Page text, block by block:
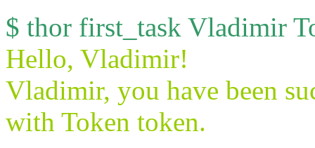
$ thor first_task Vladimir
Hello, Vladimir!
Vladimir, you have been
with Token token.